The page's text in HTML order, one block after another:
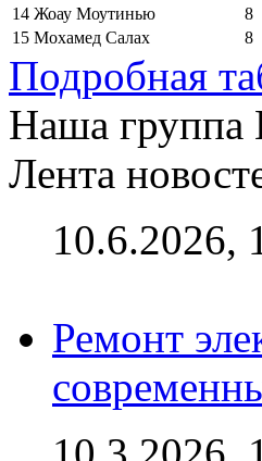
14 Жоау Моутинью
8
15 Мохамед Салах 8
Подробная
Наша группа
Лента
10.6.2026,
Ремонт